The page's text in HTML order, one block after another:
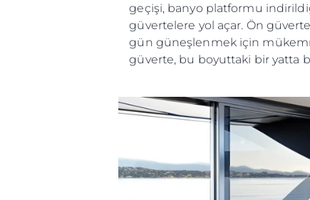
geçişi, banyo platformu
güvertelere yol açar. Ön
gün güneşlenmek için
güverte, bu boyuttaki bir yatta